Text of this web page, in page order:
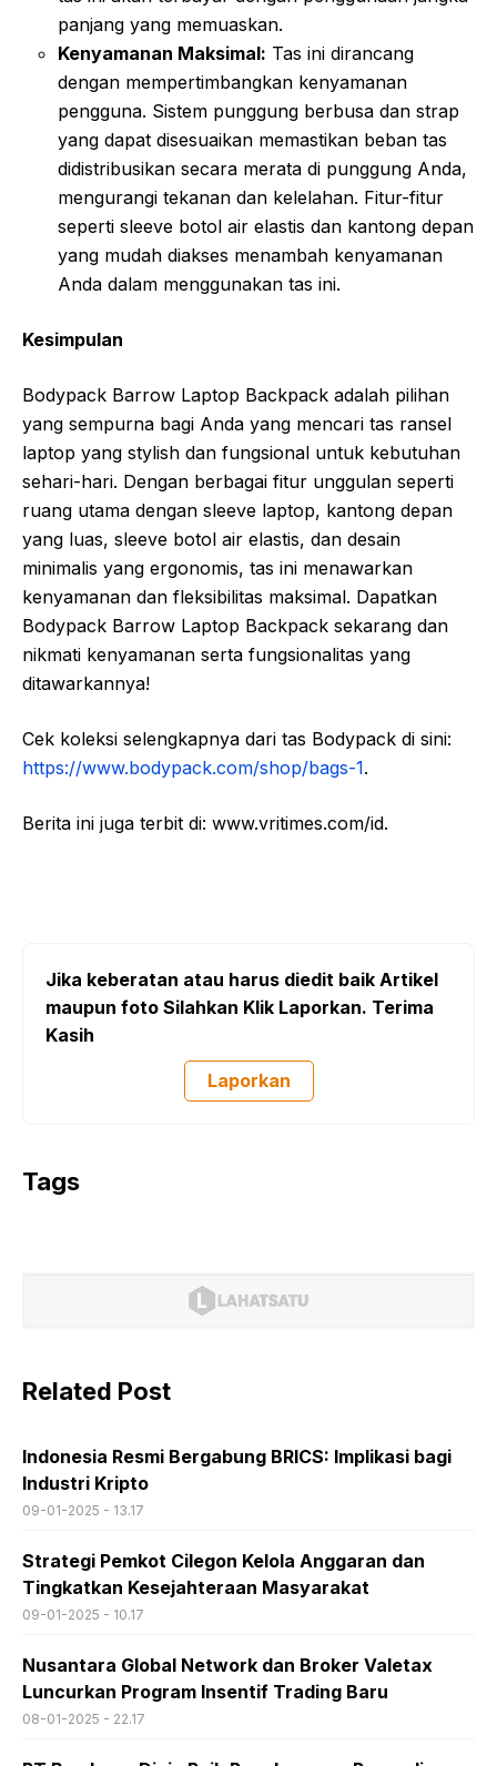
panjang yang memuaskan.
Kenyamanan Maksimal: Tas ini dirancang
dengan mempertimbangkan kenyamanan
pengguna. Sistem punggung berbusa dan strap
yang dapat disesuaikan memastikan beban tas
didistribusikan secara merata di punggung Anda,
mengurangi tekanan dan kelelahan. Fitur-fitur
seperti sleeve botol air elastis dan kantong depan
yang mudah diakses menambah kenyamanan
Anda dalam menggunakan tas ini.
Kesimpulan
Bodypack Barrow Laptop Backpack adalah pilihan
yang sempurna bagi Anda yang mencari tas ransel
laptop yang stylish dan fungsional untuk kebutuhan
sehari-hari. Dengan berbagai fitur unggulan seperti
ruang utama dengan sleeve laptop, kantong depan
yang luas, sleeve botol air elastis, dan desain
minimalis yang ergonomis, tas ini menawarkan
kenyamanan dan fleksibilitas maksimal. Dapatkan
Bodypack Barrow Laptop Backpack sekarang dan
nikmati kenyamanan serta fungsionalitas yang
ditawarkannya!
Cek koleksi selengkapnya dari tas Bodypack di sini:
https://www.bodypack.com/shop/bags-1.
Berita ini juga terbit di: www.vritimes.com/id.
Jika keberatan atau harus diedit baik Artikel
maupun foto Silahkan Klik Laporkan. Terima
Kasih
Laporkan
Tags
Related Post
Indonesia Resmi Bergabung BRICS: Implikasi bagi
Industri Kripto
09-01-2025 - 13.17
Strategi Pemkot Cilegon Kelola Anggaran dan
Tingkatkan Kesejahteraan Masyarakat
09-01-2025 - 10.17
Nusantara Global Network dan Broker Valetax
Luncurkan Program Insentif Trading Baru
08-01-2025 - 22.17